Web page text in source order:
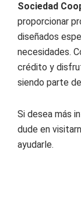
Sociedad
proporcionar
diseñados
necesidades.
crédito y
siendo parte
Si desea más
dude en
ayudarle.